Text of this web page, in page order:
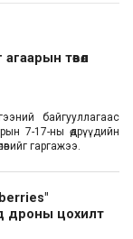
төвөл
байгууллагаас
7-17-ны өдрүүдийн
гаргажээ.
дроны цохилт